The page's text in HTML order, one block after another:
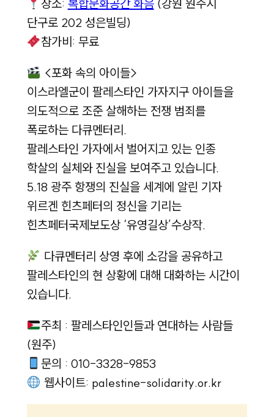
장소: 복합문화공간 화음(강원 원주시
단구로 202 성은빌딩)
참가비: 무료
<포화 속의 아이들>
이스라엘군이 팔레스타인 가자지구 아이들을
의도적으로 조준 살해하는 전쟁 범죄를
폭로하는 다큐멘터리.
팔레스타인 가자에서 벌어지고 있는 인종
학살의 실체와 진실을 보여주고 있습니다.
5.18 광주 항쟁의 진실을 세계에 알린 기자
위르겐 힌츠페터의 정신을 기리는
힌츠페터국제보도상 ‘유영길상’수상작.
다큐멘터리 상영 후에 소감을 공유하고
팔레스타인의 현 상황에 대해 대화하는 시간이
있습니다.
주최 : 팔레스타인인들과 연대하는 사람들
(원주)
문의 : 010-3328-9853
웹사이트: palestine-solidarity.or.kr